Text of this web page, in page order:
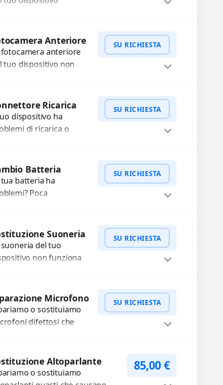
come immagini
messa a fuoco
funzionante,...
WhatsApp
Anteriore
fotocamera anteriore
tuo dispositivo non
con problemi
immagini sfocate,
a...
SU RICHIESTA
WhatsApp
Ricarica
dispositivo ha
di ricarica o
di ricarica
rotti, allentati,
SU RICHIESTA
WhatsApp
Batteria
tua batteria ha
Poca
esauriti?
la...
SU RICHIESTA
WhatsApp
Suoneria
suoneria del tuo
non funziona
con interventi
e componenti...
SU RICHIESTA
WhatsApp
Microfono
o sostituiamo
difettosi che
chiamate. Diagnosi
e ricambi di...
SU RICHIESTA
PreventivoAltoparlante
o sostituiamo
85,00€